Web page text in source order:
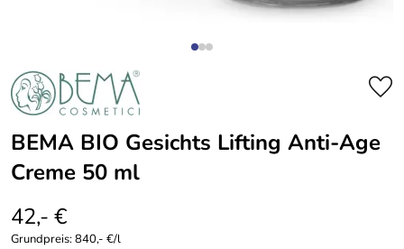
BEMA BIO Gesichts Lifting Anti-Age
Creme 50 ml
42,- €
Grundpreis:840,- €/l